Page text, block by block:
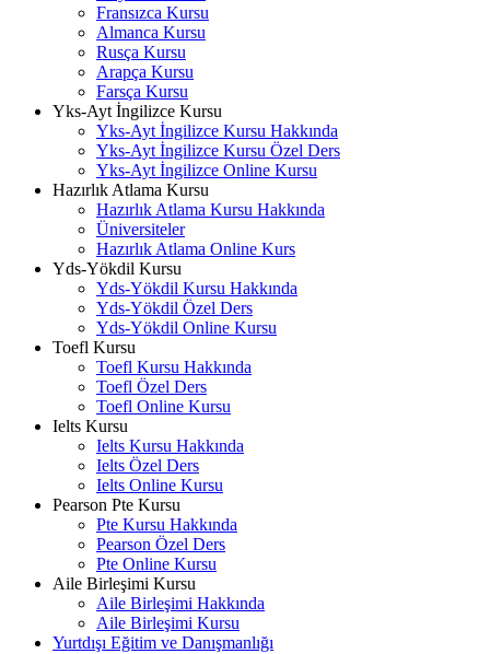
Fransızca Kursu
Almanca Kursu
Rusça Kursu
Arapça Kursu
Farsça Kursu
Yks-Ayt İngilizce Kursu
Yks-Ayt İngilizce Kursu Hakkında
Yks-Ayt İngilizce Kursu Özel Ders
Yks-Ayt İngilizce Online Kursu
Hazırlık Atlama Kursu
Hazırlık Atlama Kursu Hakkında
Üniversiteler
Hazırlık Atlama Online Kurs
Yds-Yökdil Kursu
Yds-Yökdil Kursu Hakkında
Yds-Yökdil Özel Ders
Yds-Yökdil Online Kursu
Toefl Kursu
Toefl Kursu Hakkında
Toefl Özel Ders
Toefl Online Kursu
Ielts Kursu
Ielts Kursu Hakkında
Ielts Özel Ders
Ielts Online Kursu
Pearson Pte Kursu
Pte Kursu Hakkında
Pearson Özel Ders
Pte Online Kursu
Aile Birleşimi Kursu
Aile Birleşimi Hakkında
Aile Birleşimi Kursu
Yurtdışı Eğitim ve Danışmanlığı